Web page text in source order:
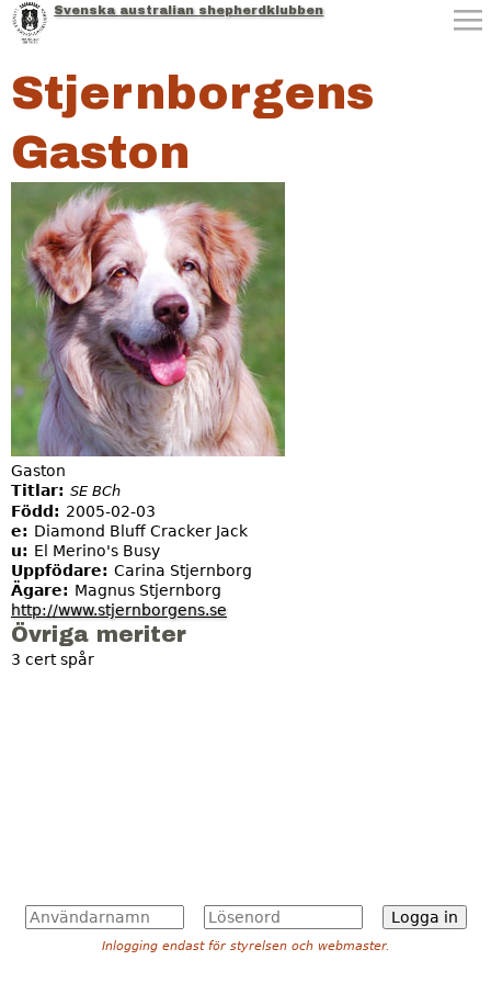
Jump to navigation
Svenska australian shepherdklubben
Stjernborgens
Gaston
Gaston
Titlar: SE BCh
Född: 2005-02-03
e: Diamond Bluff Cracker Jack
u: El Merino's Busy
Uppfödare: Carina Stjernborg
Ägare: Magnus Stjernborg
http://www.stjernborgens.se
Övriga meriter
3 cert spår
A
n
L
ö
s
Inlogging endast för styrelsen och webmaster.